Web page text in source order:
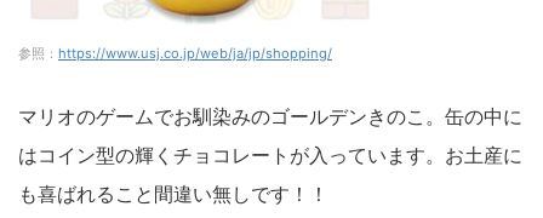
参照： https://www.usj.co.jp/web/ja/jp/shopping/
マリオのゲームでお馴染みのゴールデンきのこ。缶の中に
はコイン型の輝くチョコレートが入っています。お土産に
も喜ばれること間違い無しです！！